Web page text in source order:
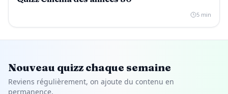
5 min
Nouveau quizz chaque semaine
Reviens régulièrement, on ajoute du contenu en
permanence.